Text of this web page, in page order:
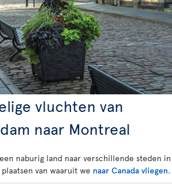
vluchten van
naar Montreal
naburig land naar verschillende steden in
van waaruit we naar Canada vliegen.